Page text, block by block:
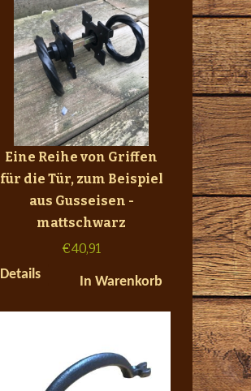
Eine Reihe von Griffen
für die Tür, zum Beispiel
aus Gusseisen -
mattschwarz
€40,91
Details
In Warenkorb